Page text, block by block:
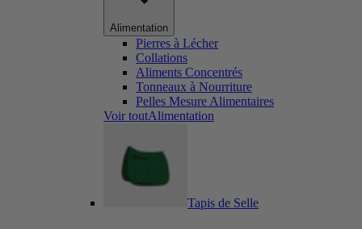
Alimentation
Pierres à Lécher
Collations
Aliments Concentrés
Tonneaux à Nourriture
Pelles Mesure Alimentaires
Voir toutAlimentation
Tapis de Selle